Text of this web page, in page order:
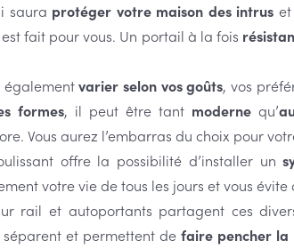
saura protéger votre maison des intrus
fait pour vous. Un portail à la fois
égalementvarier selon vos goûts, vos
formes, il peut être tant modernequ’
Vous aurez l’embarras du choix pour
offre la possibilité d’installer un
votre vie de tous les jours et vous évite
rail et autoportants partagent ces
et permettent de faire pencher la